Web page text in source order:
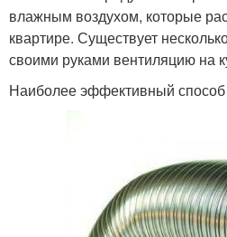
влажным воздухом, которые
квартире. Существует
своими руками вентиляцию на
Наиболее эффективный